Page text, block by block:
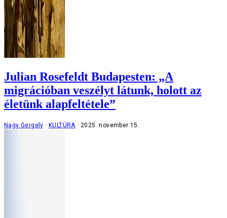
Julian Rosefeldt Budapesten: „A
migrációban veszélyt látunk, holott az
életünk alapfeltétele”
Nagy Gergely KULTÚRA 2025. november 15.